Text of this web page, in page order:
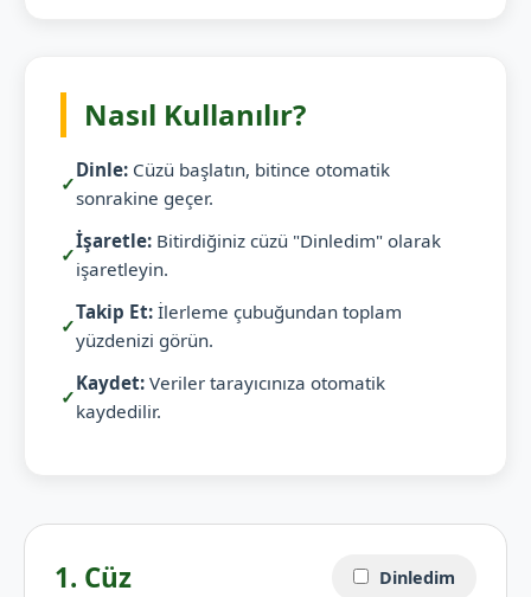
Nasıl Kullanılır?
✓
Dinle: Cüzü başlatın, bitince otomatik
sonrakine geçer.
✓
İşaretle: Bitirdiğiniz cüzü "Dinledim" olarak
işaretleyin.
✓
Takip Et: İlerleme çubuğundan toplam
yüzdenizi görün.
✓
Kaydet: Veriler tarayıcınıza otomatik
kaydedilir.
1. Cüz Dinledim